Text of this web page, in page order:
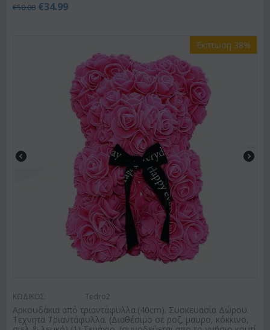
€50.00 €34.99
Έκπτωση 38%
ΚΩΔΙΚΟΣ: Tedro2
Αρκουδάκια από τριαντάφυλλα.(40cm). Συσκευασία Δώρου.
Τεχνητά Τριαντάφυλλα. (Διαθέσιμο σε ροζ, μαυρο, κόκκινο,